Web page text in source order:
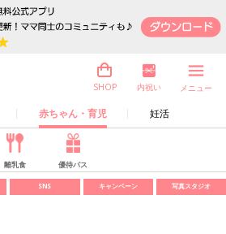
赤ちゃん・育児 妊活
SHOP 内祝い メニュー
離乳食 優待パス
SNS キャンペーン 写真スタジオ